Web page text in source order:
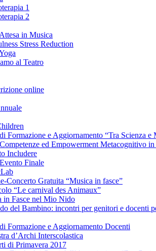
1
2
in Musica
Stress Reduction
al Teatro
online
Formazione e Aggiornamento “Tra Scienza e
ed Empowerment Metacognitivo in
Includere
Finale
Concerto Gratuita “Musica in fasce”
“Le carnival des Animaux”
in Fasce nel Mio Nido
del Bambino: incontri per genitori e docenti
Formazione e Aggiornamento Docenti
d’Archi Interscolastica
di Primavera 2017